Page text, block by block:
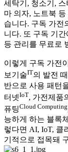
세탁기, 청소기,
마 의자, 노트북
습니다. 구독 가전
니다. 또 구독 기
등 관리를 무료로
이렇게 구독 가전
보기술IT의 발전
반으로 사용 패턴
터넷IoT, 가전제품
퓨팅Cloud Computing
능하게 하는 블록
렇다면 AI, IoT, 클
기적으로 접목돼